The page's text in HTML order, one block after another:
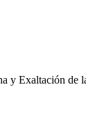
y Exaltación